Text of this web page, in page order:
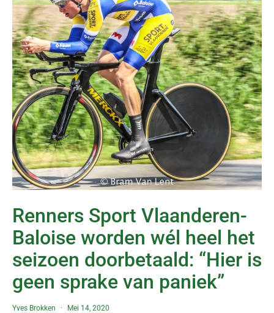
Renners Sport Vlaanderen-
Baloise worden wél heel het
seizoen doorbetaald: “Hier is
geen sprake van paniek”
Yves Brokken Mei 14, 2020